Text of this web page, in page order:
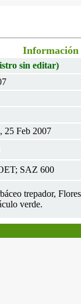
Información
sin editar)
25 Feb 2007
SAZ 600
trepador,
verde.